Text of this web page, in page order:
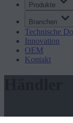
Produkte
Branchen
Technische
Innovation
OEM
Kontakt